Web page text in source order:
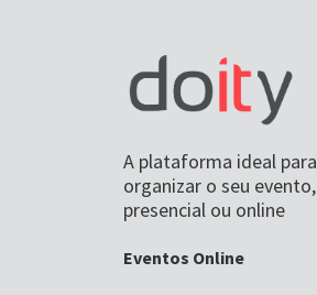
A plataforma ideal para
organizar o seu evento,
presencial ou online
Eventos Online